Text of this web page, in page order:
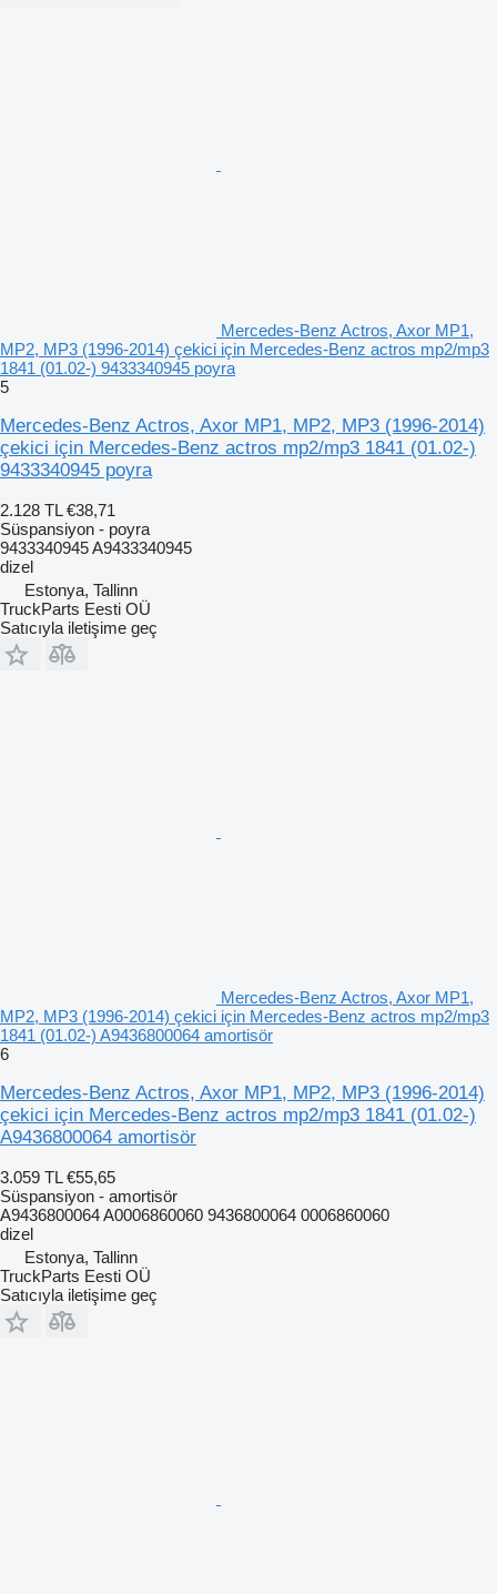
Mercedes-Benz Actros, Axor MP1,
MP2, MP3 (1996-2014) çekici için Mercedes-Benz actros mp2/mp3
1841 (01.02-) 9433340945 poyra
5
Mercedes-Benz Actros, Axor MP1, MP2, MP3 (1996-2014)
çekici için Mercedes-Benz actros mp2/mp3 1841 (01.02-)
9433340945 poyra
2.128 TL €38,71
Süspansiyon - poyra
9433340945 A9433340945
dizel
Estonya, Tallinn
TruckParts Eesti OÜ
Satıcıyla iletişime geç
Mercedes-Benz Actros, Axor MP1,
MP2, MP3 (1996-2014) çekici için Mercedes-Benz actros mp2/mp3
1841 (01.02-) A9436800064 amortisör
6
Mercedes-Benz Actros, Axor MP1, MP2, MP3 (1996-2014)
çekici için Mercedes-Benz actros mp2/mp3 1841 (01.02-)
A9436800064 amortisör
3.059 TL €55,65
Süspansiyon - amortisör
A9436800064 A0006860060 9436800064 0006860060
dizel
Estonya, Tallinn
TruckParts Eesti OÜ
Satıcıyla iletişime geç